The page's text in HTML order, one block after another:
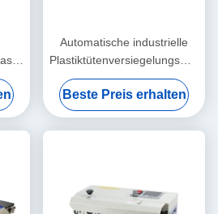
Automatische industrielle
Elektrisch angetriebener Typ
Umweltfreundlich
Beste Preis erhalten